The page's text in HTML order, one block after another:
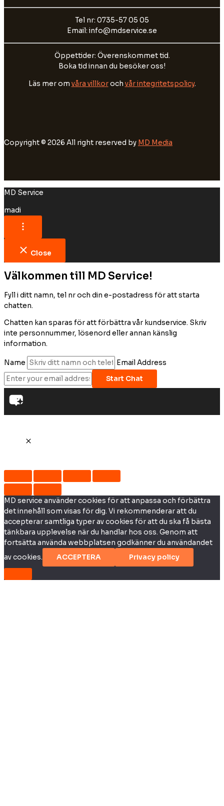
Tel nr: 0735-57 05 05
Email: info@mdservice.se
Öppettider: Överenskommet tid.
Boka tid innan du besöker oss!
Läs mer om våra villkoroch vår integritetspolicy.
Copyright © 2026 All right reserved by MD Media
MD Service
madi
Close
Välkommen till MD Service!
Fyll i ditt namn, tel nr och din e-postadress för att starta
chatten.
Chatten kan sparas för att förbättra vår kundservice. Skriv
inte personnummer, lösenord eller annan känslig
information.
Name
Email Address
Start Chat
MD service använder cookies för att anpassa och förbättra
det innehåll som visas för dig. Vi rekommenderar att du
accepterar samtliga typer av cookies för att du ska få bästa
tänkbara upplevelse när du handlar hos oss. Genom att
fortsätta använda webbplatsen godkänner du användandet
av cookies.
ACCEPTERA Privacy policy